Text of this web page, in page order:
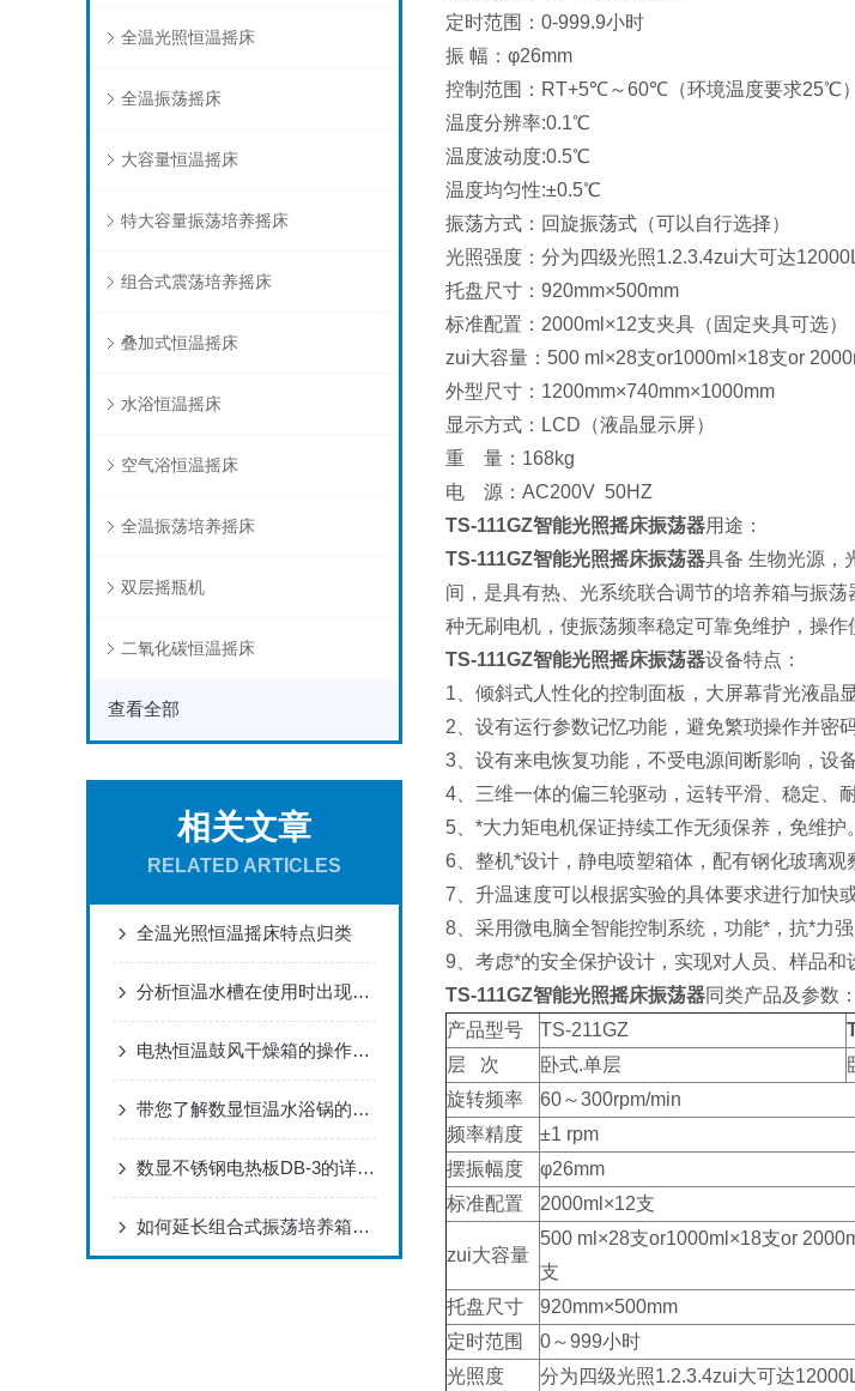
全温光照恒温摇床
全温振荡摇床
大容量恒温摇床
特大容量振荡培养摇床
组合式震荡培养摇床
叠加式恒温摇床
水浴恒温摇床
空气浴恒温摇床
全温振荡培养摇床
双层摇瓶机
二氧化碳恒温摇床
查看全部
相关文章
RELATED ARTICLES
全温光照恒温摇床特点归类
分析恒温水槽在使用时出现不显示如何快速解决
电热恒温鼓风干燥箱的操作说明书！
带您了解数显恒温水浴锅的使用方法
数显不锈钢电热板DB-3的详细技术参数
如何延长组合式振荡培养箱的使用寿命
定时范围：0-999.9小时
振 幅：φ26mm
控制范围：RT+5℃～60℃（环境温度要求25℃）
温度分辨率:0.1℃
温度波动度:0.5℃
温度均匀性:±0.5℃
振荡方式：回旋振荡式（可以自行选择）
光照强度：分为四级光照1.2.3.4zui大可达
托盘尺寸：920mm×500mm
标准配置：2000ml×12支夹具（固定夹具可选）
zui大容量：500 ml×28支or1000ml×18支or
外型尺寸：1200mm×740mm×1000mm
显示方式：LCD（液晶显示屏）
重 量：168kg
电 源：AC200V 50HZ
TS-111GZ智能光照摇床振荡器用途：
TS-111GZ智能光照摇床振荡器具备 生物光源，
间，是具有热、光系统联合调节的培养箱与振
种无刷电机，使振荡频率稳定可靠免维护，操作
TS-111GZ智能光照摇床振荡器设备特点：
1、倾斜式人性化的控制面板，大屏幕背光液晶
2、设有运行参数记忆功能，避免繁琐操作并密
3、设有来电恢复功能，不受电源间断影响，设
4、三维一体的偏三轮驱动，运转平滑、稳定、
5、*大力矩电机保证持续工作无须保养，免维护。
6、整机*设计，静电喷塑箱体，配有钢化玻璃观
7、升温速度可以根据实验的具体要求进行加快或
8、采用微电脑全智能控制系统，功能*，抗*力
9、考虑*的安全保护设计，实现对人员、样品和
TS-111GZ智能光照摇床振荡器同类产品及参数：
产品型号
TS-211GZ
层 次
卧式.单层
旋转频率
60～300rpm/min
频率精度
±1 rpm
摆振幅度
φ26mm
标准配置
2000ml×12支
zui大容量
500 ml×28支or1000ml×18支or
支
托盘尺寸
920mm×500mm
定时范围
0～999小时
光照度
分为四级光照1.2.3.4zui大可达